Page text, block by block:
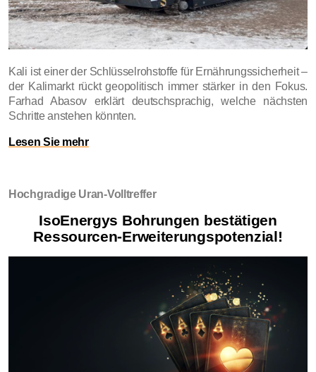
Kali ist einer der Schlüsselrohstoffe für Ernährungssicherheit –
der Kalimarkt rückt geopolitisch immer stärker in den Fokus.
Farhad Abasov erklärt deutschsprachig, welche nächsten
Schritte anstehen könnten.
Lesen Sie mehr
Hochgradige Uran-Volltreffer
IsoEnergys Bohrungen bestätigen
Ressourcen-Erweiterungspotenzial!